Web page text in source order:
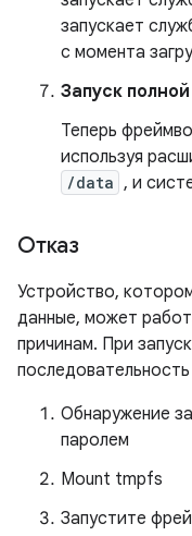
запускает
с момента
Запуск
Теперь
используя
/data , и
Отказ
Устройство,
данные, может
причинам. При
Обнаружение
паролем
Mount tmpfs
Запустите